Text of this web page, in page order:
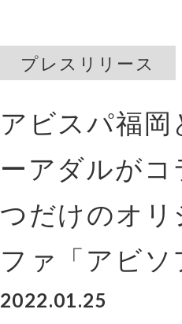
プレスリリース
アビスパ福岡
ーアダルがコ
つだけのオリ
ファ「アビソ
2022.01.25